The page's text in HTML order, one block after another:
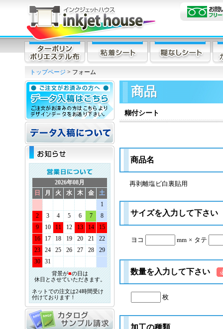
トップページ > フォーム
2026年08月
日
月 火 水 木 金
土
1
2
3 4 5 6 7
8
9
10 11 12 13 14
15
16
17 18 19 20 21
22
23
24 25 26 27 28
29
30
31
背景が■の日は
休日とさせていただきます。
ネットでの注文は24時間受け
付けております！
商品
糊付シート
商品名
再剥離塩ビ白裏貼用
サイズを入力して下さい
ヨコ mm × タテ
数量を入力して下さい
枚
加工の種類